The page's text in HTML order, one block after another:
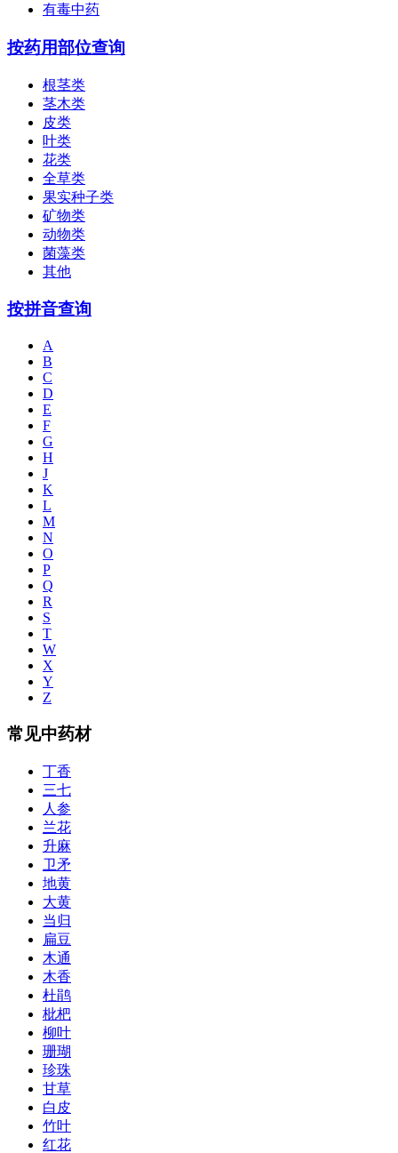
有毒中药
按药用部位查询
根茎类
茎木类
皮类
叶类
花类
全草类
果实种子类
矿物类
动物类
菌藻类
其他
按拼音查询
A
B
C
D
E
F
G
H
J
K
L
M
N
O
P
Q
R
S
T
W
X
Y
Z
常见中药材
丁香
三七
人参
兰花
升麻
卫矛
地黄
大黄
当归
扁豆
木通
木香
杜鹃
枇杷
柳叶
珊瑚
珍珠
甘草
白皮
竹叶
红花